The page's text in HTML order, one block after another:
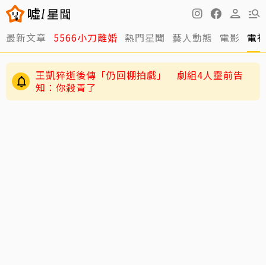
最新文章 5566小刀離婚 熱門星聞 藝人動態 電影 電
王凱猝逝後傳「仍回棚拍戲」 劇組4人靈前告
知：你殺青了